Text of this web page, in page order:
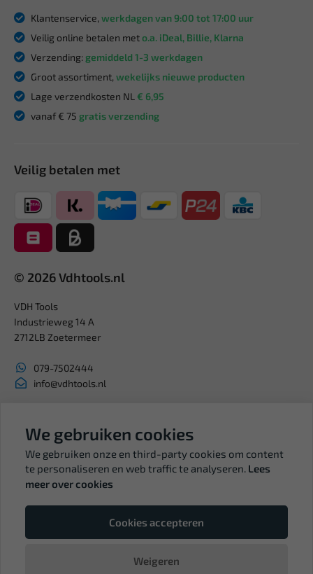
Klantenservice, werkdagen van 9:00 tot 17:00 uur
Veilig online betalen meto.a. iDeal, Billie, Klarna
Verzending: gemiddeld 1-3 werkdagen
Groot assortiment, wekelijks nieuwe producten
Lage verzendkosten NL € 6,95
vanaf € 75 gratis verzending
Veilig betalen met
© 2026 Vdhtools.nl
VDH Tools
Industrieweg 14 A
2712LB Zoetermeer
079-7502444
info@vdhtools.nl
BTW: NL819958657B01
We gebruiken cookies
We gebruiken onze en third-party cookies om content
te personaliseren en web traffic te analyseren. Lees
meer over cookies
Cookies accepteren
Weigeren